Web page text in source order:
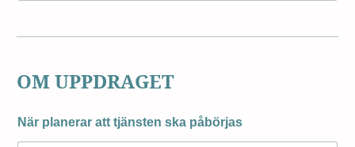
OM UPPDRAGET
När planerar att tjänsten ska påbörjas